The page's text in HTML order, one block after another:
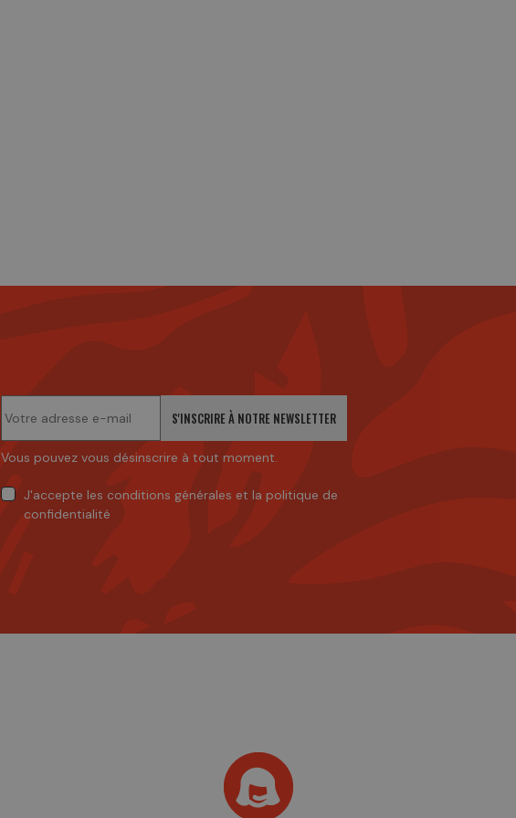
S'INSCRIRE À NOTRE NEWSLETTER
Vous pouvez vous désinscrire à tout moment.
J'accepte les conditions générales et la politique de
confidentialité